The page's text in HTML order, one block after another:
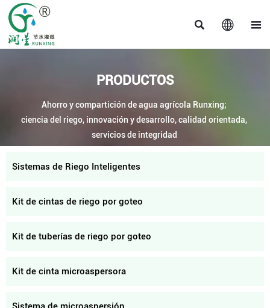
  
PRODUCTOS
Ahorro y compartición de agua agrícola Runxing;
ciencia del riego, innovación y desarrollo, calidad orientada,
servicios de integridad
Sistemas de Riego Inteligentes
Kit de cintas de riego por goteo
Kit de tuberías de riego por goteo
Kit de cinta microaspersora